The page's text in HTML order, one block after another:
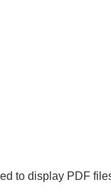
to display PDF